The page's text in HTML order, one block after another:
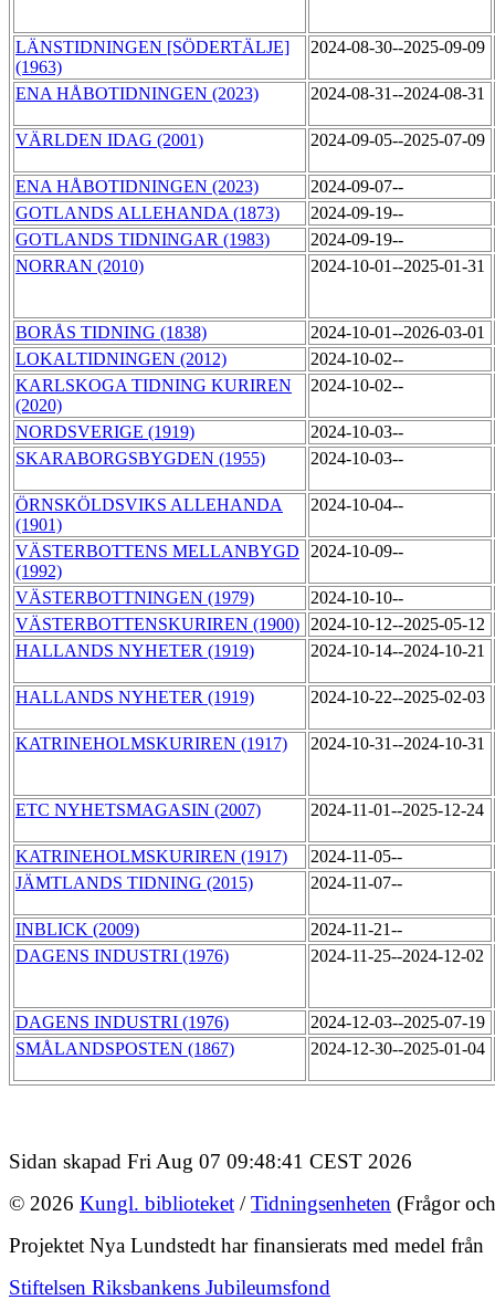
LÄNSTIDNINGEN [SÖDERTÄLJE]
(1963)
2024-08-30--2025-09-09
ENA HÅBOTIDNINGEN (2023) 2024-08-31--2024-08-31
VÄRLDEN IDAG (2001) 2024-09-05--2025-07-09
ENA HÅBOTIDNINGEN (2023)
2024-09-07--
GOTLANDS ALLEHANDA (1873)
2024-09-19--
GOTLANDS TIDNINGAR (1983)
2024-09-19--
NORRAN (2010)
2024-10-01--2025-01-31
BORÅS TIDNING (1838)
2024-10-01--2026-03-01
LOKALTIDNINGEN (2012)
2024-10-02--
KARLSKOGA TIDNING KURIREN
(2020)
2024-10-02--
NORDSVERIGE (1919)
2024-10-03--
SKARABORGSBYGDEN (1955)
2024-10-03--
ÖRNSKÖLDSVIKS ALLEHANDA
(1901)
2024-10-04--
VÄSTERBOTTENS MELLANBYGD
(1992)
2024-10-09--
VÄSTERBOTTNINGEN (1979)
2024-10-10--
VÄSTERBOTTENSKURIREN (1900)
2024-10-12--2025-05-12
HALLANDS NYHETER (1919)
2024-10-14--2024-10-21
HALLANDS NYHETER (1919) 2024-10-22--2025-02-03
KATRINEHOLMSKURIREN (1917) 2024-10-31--2024-10-31
ETC NYHETSMAGASIN (2007) 2024-11-01--2025-12-24
KATRINEHOLMSKURIREN (1917)
2024-11-05--
JÄMTLANDS TIDNING (2015)
2024-11-07--
INBLICK (2009)
2024-11-21--
DAGENS INDUSTRI (1976)
2024-11-25--2024-12-02
DAGENS INDUSTRI (1976)
2024-12-03--2025-07-19
SMÅLANDSPOSTEN (1867)
2024-12-30--2025-01-04
Sidan skapad Fri Aug 07 09:48:41 CEST 2026
© 2026 Kungl. biblioteket /Tidningsenheten (Frågor
Projektet Nya Lundstedt har finansierats med medel från
Stiftelsen Riksbankens Jubileumsfond